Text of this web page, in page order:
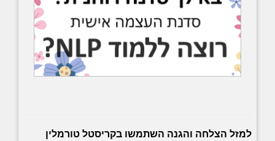
למזל הצלחה והגנה השתמשו בקריסטל טורמלין